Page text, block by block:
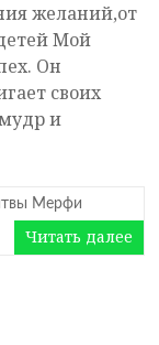
желаний,от
Мой
Он
своих
и
Мерфи
Читать далее